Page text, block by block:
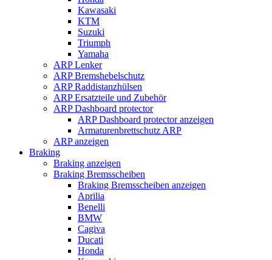
Kawasaki
KTM
Suzuki
Triumph
Yamaha
ARP Lenker
ARP Bremshebelschutz
ARP Raddistanzhülsen
ARP Ersatzteile und Zubehör
ARP Dashboard protector
ARP Dashboard protector anzeigen
Armaturenbrettschutz ARP
ARP anzeigen
Braking
Braking anzeigen
Braking Bremsscheiben
Braking Bremsscheiben anzeigen
Aprilia
Benelli
BMW
Cagiva
Ducati
Honda